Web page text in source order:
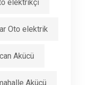
elektrikçi
Oto elektrik
Akücü
Akücü